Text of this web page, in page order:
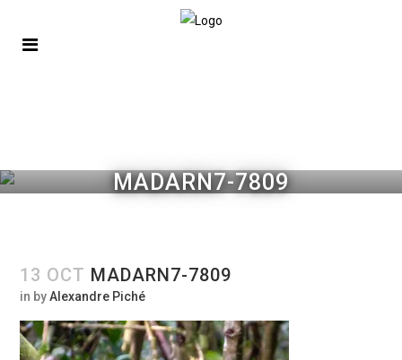
MADARN7-7809
13 OCT MADARN7-7809
in byAlexandre Piché